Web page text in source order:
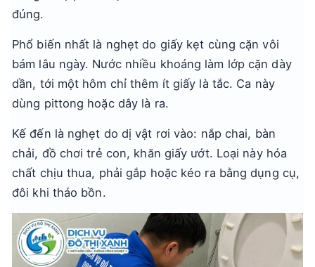
đúng.
Phổ biến nhất là nghẹt do giấy kẹt cùng cặn vôi
bám lâu ngày. Nước nhiều khoáng làm lớp cặn dày
dần, tới một hôm chỉ thêm ít giấy là tắc. Ca này
dùng pittong hoặc dây là ra.
Kế đến là nghẹt do dị vật rơi vào: nắp chai, bàn
chải, đồ chơi trẻ con, khăn giấy ướt. Loại này hóa
chất chịu thua, phải gắp hoặc kéo ra bằng dụng cụ,
đôi khi tháo bồn.